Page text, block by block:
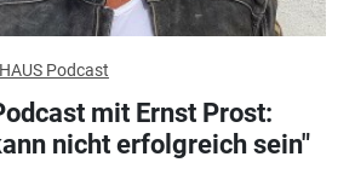
Podcast
mit Ernst Prost:
nicht erfolgreich sein"